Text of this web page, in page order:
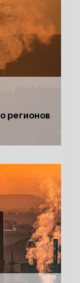
регионов